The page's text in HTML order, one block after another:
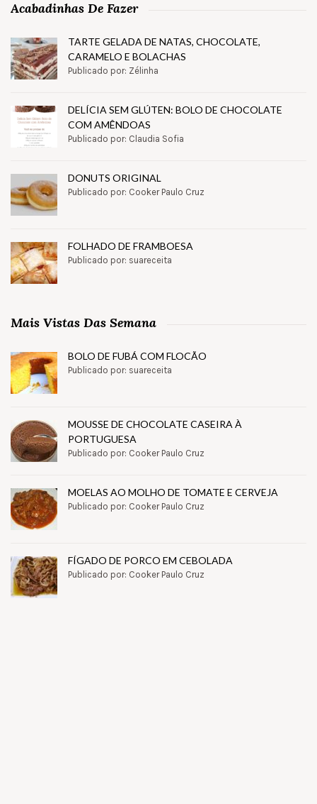
Acabadinhas De Fazer
TARTE GELADA DE NATAS, CHOCOLATE,
CARAMELO E BOLACHAS
Publicado por: Zélinha
DELÍCIA SEM GLÚTEN: BOLO DE CHOCOLATE
COM AMÊNDOAS
Publicado por: Claudia Sofia
DONUTS ORIGINAL
Publicado por: Cooker Paulo Cruz
FOLHADO DE FRAMBOESA
Publicado por: suareceita
Mais Vistas Das Semana
BOLO DE FUBÁ COM FLOCÃO
Publicado por: suareceita
MOUSSE DE CHOCOLATE CASEIRA À
PORTUGUESA
Publicado por: Cooker Paulo Cruz
MOELAS AO MOLHO DE TOMATE E CERVEJA
Publicado por: Cooker Paulo Cruz
FÍGADO DE PORCO EM CEBOLADA
Publicado por: Cooker Paulo Cruz